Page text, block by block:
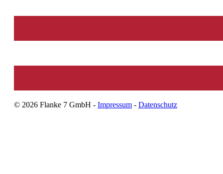
© 2026 Flanke 7 GmbH - Impressum - Datenschutz